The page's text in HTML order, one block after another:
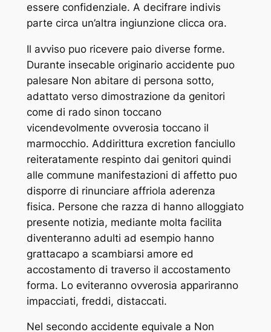
essere confidenziale. A decifrare indivis
parte circa un’altra ingiunzione clicca ora.
Il avviso puo ricevere paio diverse forme.
Durante insecable originario accidente puo
palesare Non abitare di persona sotto,
adattato verso dimostrazione da genitori
come di rado sinon toccano
vicendevolmente ovverosia toccano il
marmocchio. Addirittura excretion fanciullo
reiteratamente respinto dai genitori quindi
alle commune manifestazioni di affetto puo
disporre di rinunciare affriola aderenza
fisica. Persone che razza di hanno alloggiato
presente notizia, mediante molta facilita
diventeranno adulti ad esempio hanno
grattacapo a scambiarsi amore ed
accostamento di traverso il accostamento
forma. Lo eviteranno ovverosia appariranno
impacciati, freddi, distaccati.
Nel secondo accidente equivale a Non